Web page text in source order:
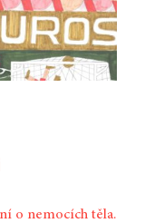
o nemocích těla.